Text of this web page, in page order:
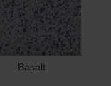
Basalt